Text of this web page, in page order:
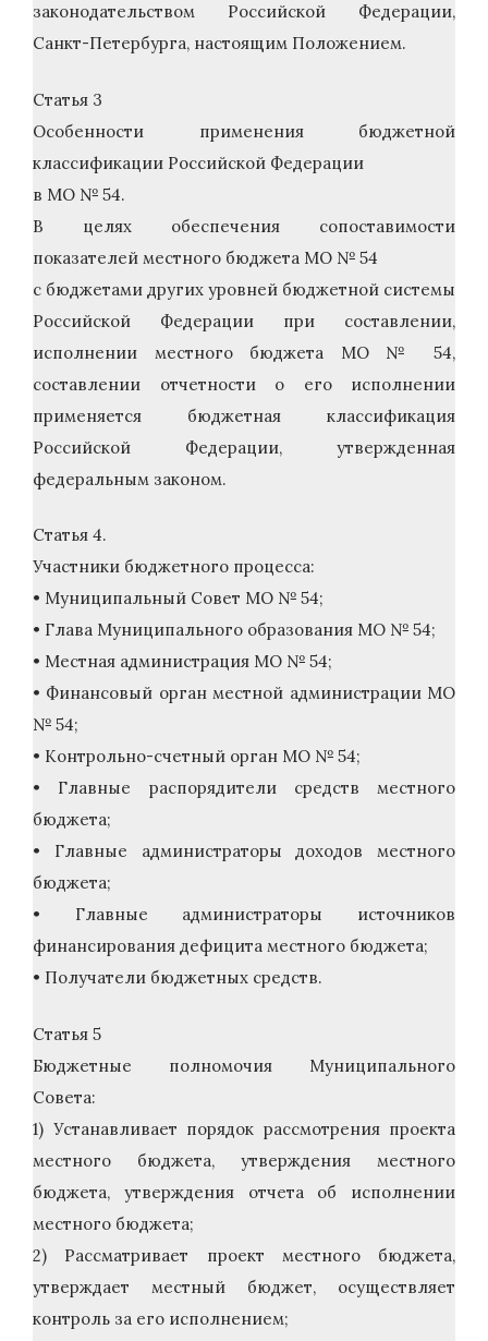
законодательством Российской Федерации,
Санкт-Петербурга, настоящим Положением.
Статья 3
Особенности применения бюджетной
классификации Российской Федерации
в МО № 54.
В целях обеспечения сопоставимости
показателей местного бюджета МО № 54
с бюджетами других уровней бюджетной системы
Российской Федерации при составлении,
исполнении местного бюджета МО № 54,
составлении отчетности о его исполнении
применяется бюджетная классификация
Российской Федерации, утвержденная
федеральным законом.
Статья 4.
Участники бюджетного процесса:
• Муниципальный Совет МО № 54;
• Глава Муниципального образования МО № 54;
• Местная администрация МО № 54;
• Финансовый орган местной администрации МО
№ 54;
• Контрольно-счетный орган МО № 54;
• Главные распорядители средств местного
бюджета;
• Главные администраторы доходов местного
бюджета;
• Главные администраторы источников
финансирования дефицита местного бюджета;
• Получатели бюджетных средств.
Статья 5
Бюджетные полномочия Муниципального
Совета:
1) Устанавливает порядок рассмотрения проекта
местного бюджета, утверждения местного
бюджета, утверждения отчета об исполнении
местного бюджета;
2) Рассматривает проект местного бюджета,
утверждает местный бюджет, осуществляет
контроль за его исполнением;